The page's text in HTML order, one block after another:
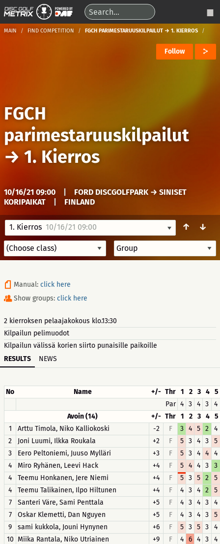
MAIN FIND COMPETITION FGCH PARIMESTARUUSKILPAILUT → 1. KIERROS
Follow
FGCH
parimestaruuskilpailut
→1. Kierros
10/16/21 09:00
FORD DISCGOLFPARK → SINISET
KORIPAIKAT
FINLAND
1. Kierros 10/16/21 09:00 ↑ ↓
Manual: click here
Show groups: click here
2 kierroksen pelaajakokous klo.13:30
Kilpailun pelimuodot
Kilpailun välissä korien siirto punaisille paikoille
RESULTS
NEWS
No Name +/- Thr 1 2 3 4 5
Par 4 3 4 3
4
Avoin (14)
+/- Thr 1 2 3 4 5
1
Arttu Timola, Niko Kalliokoski -2 F 3 4 5 2
4
2
Joni Luumi, Ilkka Roukala +2 F 5 3 4 3
5
3
Eero Peltoniemi, Juuso Mylläri +3 F 5 3 4 4
4
4
Miro Ryhänen, Leevi Hack +4 F 5 4 4 3
3
4
Teemu Honkanen, Jere Niemi +4 F 5 3 5 2
5
4
Teemu Talikainen, Ilpo Hiltunen +4 F 4 3 4 2
5
7
Santeri Väre, Sami Penttala +5 F 4 3 4 3
4
7
Oskar Klemetti, Dan Nguyen +5 F 4 3 4 3
5
9
sami kukkola, Jouni Hynynen +6 F 5 3 5 3
4
10 Miika Rantala, Niko Utriainen +9 F 4 6 4 3
4